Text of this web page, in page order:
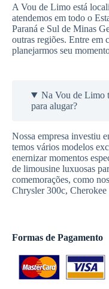
A Vou de Limo está
atendemos em todo o
Paraná e Sul de Minas
outras regiões. Entre em
planejarmos seu
Na Vou de Limo
para alugar?
Nossa empresa investiu
temos vários modelos
enernizar momentos
de limousine luxuosas
comemorações, como
Chrysler 300c,
Formas de Pagamento